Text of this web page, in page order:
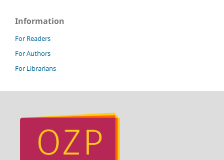
Information
For Readers
For Authors
For Librarians